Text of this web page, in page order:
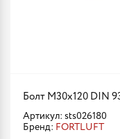
Болт М30х120 DIN
Артикул: sts026180
Бренд: FORTLUFT